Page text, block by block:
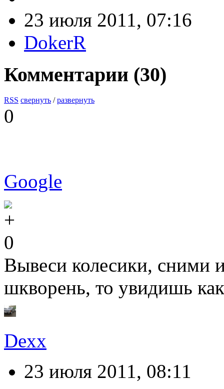
23 июля 2011, 07:16
DokerR
Комментарии (30)
RSS свернуть /развернуть
0
Google
0
Вывеси колесики, сними
шкворень, то увидишь как
Dexx
23 июля 2011, 08:11